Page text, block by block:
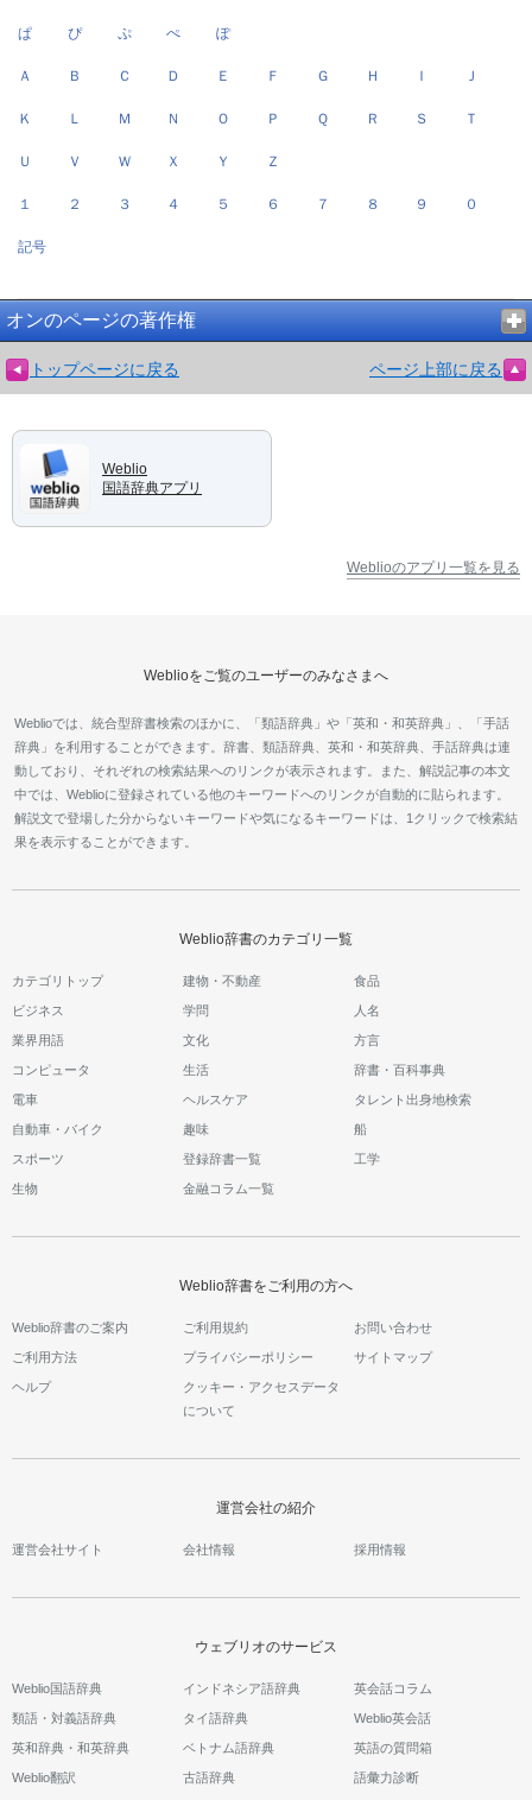
ぱ ぴ ぷ ぺ ぽ
Ａ Ｂ Ｃ Ｄ Ｅ Ｆ Ｇ Ｈ Ｉ Ｊ
Ｋ Ｌ Ｍ Ｎ Ｏ Ｐ Ｑ Ｒ Ｓ Ｔ
Ｕ Ｖ Ｗ Ｘ Ｙ Ｚ
１ ２ ３ ４ ５ ６ ７ ８ ９ ０
記号
オンのページの著作権
トップページに戻る ページ上部に戻る
Weblio
国語辞典アプリ
Weblioのアプリ一覧を見る
Weblioをご覧のユーザーのみなさまへ
Weblioでは、統合型辞書検索のほかに、「類語辞典」や「英和・和英辞典」、「手話
辞典」を利用することができます。辞書、類語辞典、英和・和英辞典、手話辞典は連
動しており、それぞれの検索結果へのリンクが表示されます。また、解説記事の本文
中では、Weblioに登録されている他のキーワードへのリンクが自動的に貼られます。
解説文で登場した分からないキーワードや気になるキーワードは、1クリックで検索結
果を表示することができます。
Weblio辞書のカテゴリ一覧
カテゴリトップ 建物・不動産 食品
ビジネス 学問 人名
業界用語 文化 方言
コンピュータ 生活 辞書・百科事典
電車 ヘルスケア タレント出身地検索
自動車・バイク 趣味 船
スポーツ 登録辞書一覧 工学
生物 金融コラム一覧
Weblio辞書をご利用の方へ
Weblio辞書のご案内 ご利用規約 お問い合わせ
ご利用方法 プライバシーポリシー サイトマップ
ヘルプ
クッキー・アクセスデータ
について
運営会社の紹介
運営会社サイト 会社情報 採用情報
ウェブリオのサービス
Weblio国語辞典
類語・対義語辞典
英和辞典・和英辞典
Weblio翻訳
インドネシア語辞典
タイ語辞典
ベトナム語辞典
古語辞典
英会話コラム
Weblio英会話
英語の質問箱
語彙力診断